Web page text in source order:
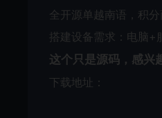
全开源单越南语，积
搭建设备需求：电脑+
这个只是源码，感兴
下载地址：